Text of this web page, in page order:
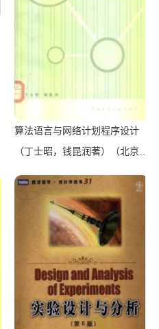
算法语言与网络计划程序设计
（丁士昭，钱昆润著）（北京：